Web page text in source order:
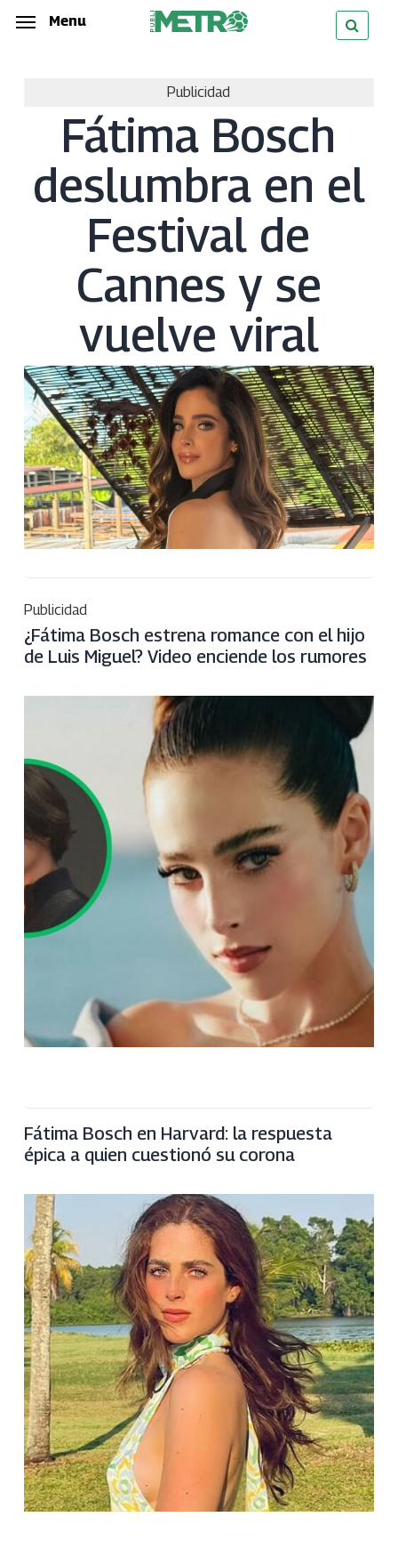
Skip
Menu
Publicidad
Fátima Bosch
deslumbra en el
Festival de
Cannes y se
vuelve viral
Publicidad
¿Fátima Bosch estrena romance con el hijo
de Luis Miguel? Video enciende los rumores
Fátima Bosch en Harvard: la respuesta
épica a quien cuestionó su corona
Menu